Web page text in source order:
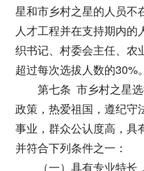
星和市乡村之星的人员不
人才工程并在支持期内的
织书记、村委会主任、农
超过每次选拔人数的30%。
第七条 市乡村之星
政策，热爱祖国，遵纪守
事业，群众公认度高，具
并符合下列条件之一：
（一）具有专业特长